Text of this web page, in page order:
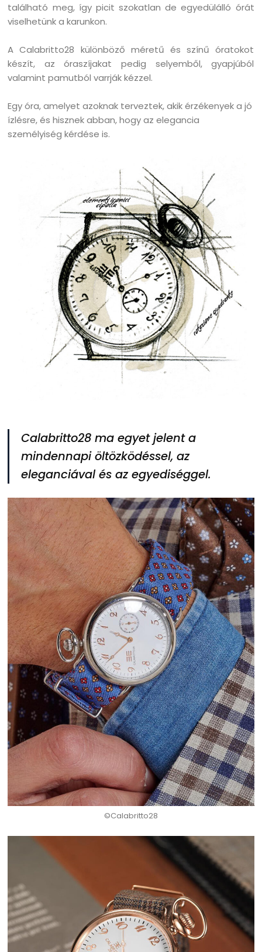
található meg, így picit szokatlan de egyedülálló órát
viselhetünk a karunkon.
A Calabritto28 különböző méretű és színű óratokot
készít, az óraszíjakat pedig selyemből, gyapjúból
valamint pamutból varrják kézzel.
Egy óra, amelyet azoknak terveztek, akik érzékenyek a jó
ízlésre, és hisznek abban, hogy az elegancia
személyiség kérdése is.
Calabritto28 ma egyet jelent a
mindennapi öltözködéssel, az
eleganciával és az egyediséggel.
©Calabritto28